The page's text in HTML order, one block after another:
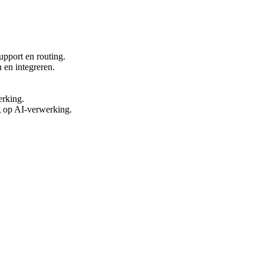
en routing.
integreren.
op AI-verwerking.